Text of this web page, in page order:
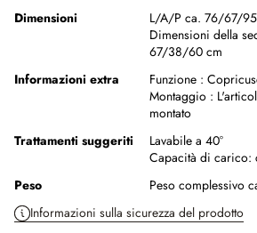
Dimensioni
L/A/P ca. 76/67/
Dimensioni della
67/38/60 cm
Informazioni extra
Funzione :
Montaggio :
montato
Trattamenti suggeriti
Lavabile a 40°
Capacità di carico:
Peso
Peso complessivo
Informazioni sulla sicurezza del prodotto